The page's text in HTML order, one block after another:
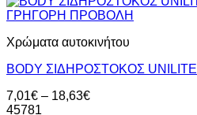
ΓΡΗΓΟΡΗ ΠΡΟΒΟΛΗ
Χρώματα αυτοκινήτου
BODY ΣΙΔΗΡΟΣΤΟΚΟΣ UNILITE
7,01€ – 18,63€Price
45781